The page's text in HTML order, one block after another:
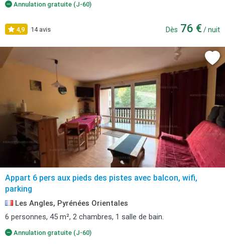
Annulation gratuite (J-60)
4,9 14 avis Dès 76 € / nuit
Appart 6 pers aux pieds des pistes avec balcon, wifi,
parking
Les Angles, Pyrénées Orientales
6 personnes, 45 m², 2 chambres, 1 salle de bain.
Annulation gratuite (J-60)